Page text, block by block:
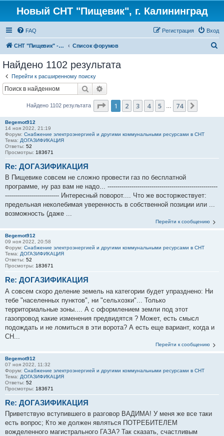
Новый СНТ "Пищевик", г. Калининград
FAQ Вход
Регистрация
СНТ "Пищевик" - возвращение на Главную страницу Список форумов
Найдено 1102 результата
Перейти к расширенному поиску
Поиск
Найдено 1102 результата Страница из 74
1 2 3 4 5 74
Begemot912
14 ноя 2022, 21:19
Форум: Снабжение электроэнергией и другими коммунальными ресурсами в СНТ
Тема: ДОГАЗИФИКАЦИЯ
Ответы: 52
Просмотры: 183671
Re: ДОГАЗИФИКАЦИЯ
В Пищевике совсем не сложно провести газ по бесплатной
программе, ну раз вам не надо... -------------------------------------------------------
--------------------------- Интересный поворот.... Что же восторжествует:
предельная неколебимая уверенность в собственной позиции или ...
возможность (даже ...
Перейти к сообщению
Begemot912
09 ноя 2022, 20:58
Форум: Снабжение электроэнергией и другими коммунальными ресурсами в СНТ
Тема: ДОГАЗИФИКАЦИЯ
Ответы: 52
Просмотры: 183671
Re: ДОГАЗИФИКАЦИЯ
А совсем скоро деление земель на категории будет упразднено: Ни
тебе "населенных пунктов", ни "сельхозки"... Только
территориальные зоны.... А с оформлением земли под этот
газопровод какие изменения предвидятся ? Может, есть смысл
подождать и не ломиться в эти ворота? А есть еще вариант, когда и
СН...
Перейти к сообщению
Begemot912
07 ноя 2022, 11:32
Форум: Снабжение электроэнергией и другими коммунальными ресурсами в СНТ
Тема: ДОГАЗИФИКАЦИЯ
Ответы: 52
Просмотры: 183671
Re: ДОГАЗИФИКАЦИЯ
Приветствую вступившего в разговор ВАДИМА! У меня же все таки
есть вопрос; Кто же должен являться ПОТРЕБИТЕЛЕМ
вожделенного магистрального ГАЗА? Так сказать, счастливым